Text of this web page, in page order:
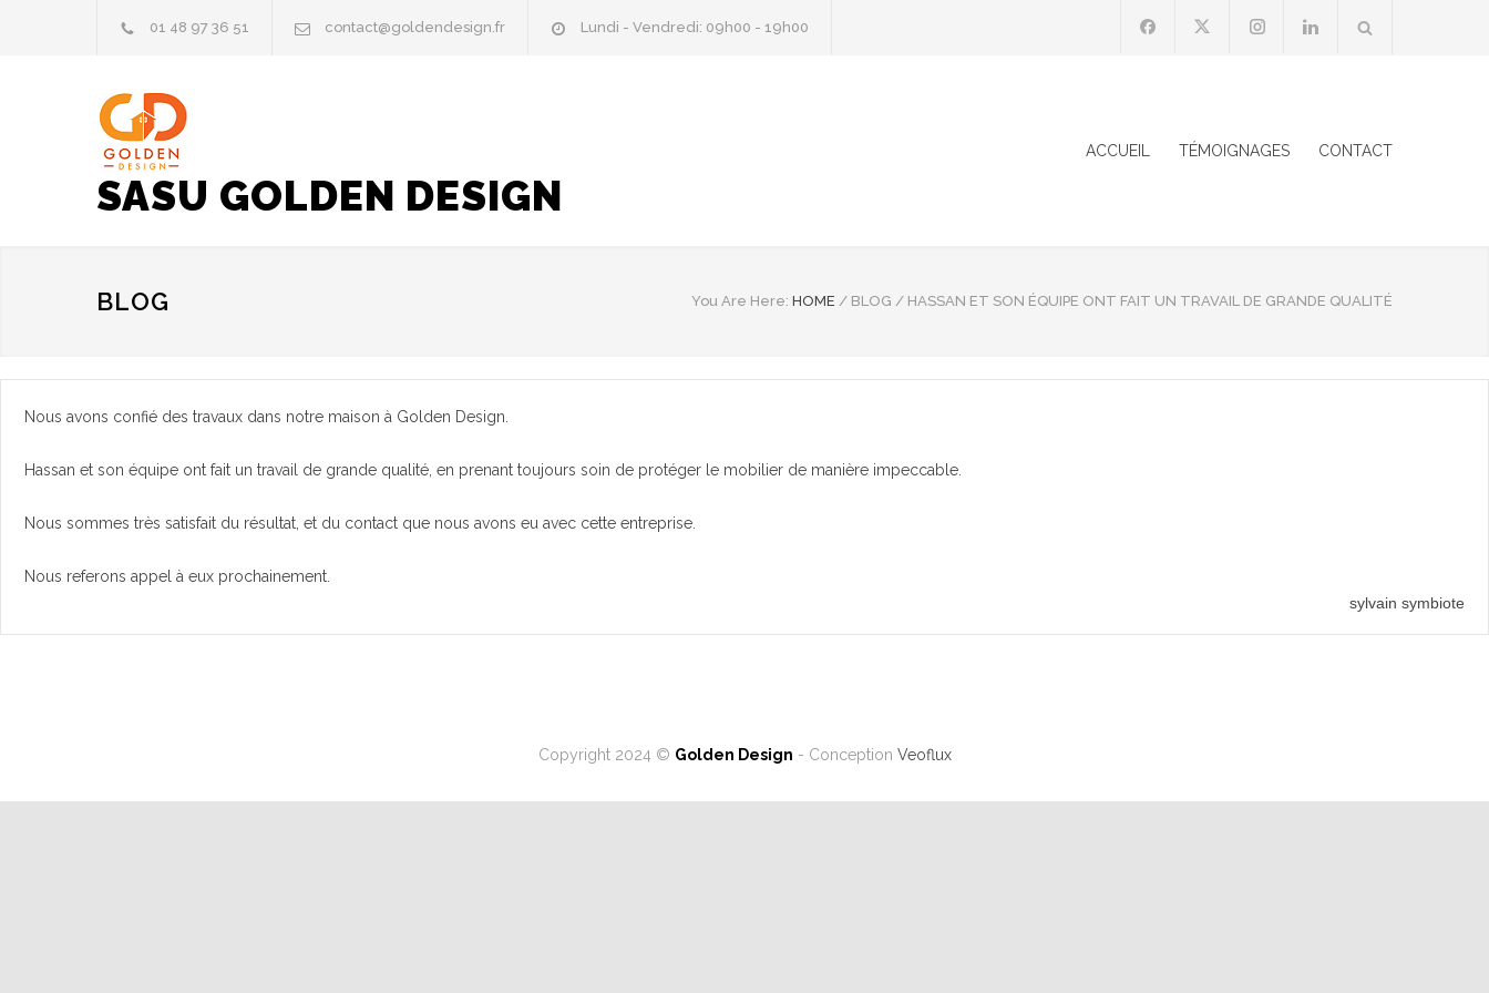
01 48 97 36 51 contact@goldendesign.fr Lundi - Vendredi: 09h00 - 19h00
SASU GOLDEN DESIGN
ACCUEIL TÉMOIGNAGES CONTACT
BLOG You Are Here: HOME / BLOG / HASSAN ET SON ÉQUIPE ONT FAIT UN TRAVAIL DE GRANDE QUALITÉ
Nous avons confié des travaux dans notre maison à Golden Design.
Hassan et son équipe ont fait un travail de grande qualité, en prenant toujours soin de protéger le mobilier de manière impeccable.
Nous sommes très satisfait du résultat, et du contact que nous avons eu avec cette entreprise.
Nous referons appel à eux prochainement.
sylvain symbiote
Copyright 2024 © Golden Design - Conception Veoflux